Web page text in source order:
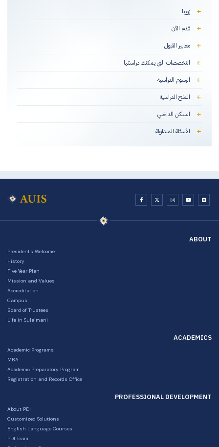
زورنا
قدم الآن
معايير القبول
التخصصات التي يمكنك دراستها
الرسوم الدراسية
المنح الدراسية
السكن الداخلي
الأسئلة المتداولة
ABOUT
President's Welcome
History
Five Year Plan
Mission and Values
Accreditation
Campus
Board of Trustees
Life in Sulaimani
ACADEMICS
Academic Programs
MBA
Academic Preparatory Program
Registration and Records Office
PROFESSIONAL DEVELOPMENT
About PDI
Customized Solutions
English Language Courses
PDI Team